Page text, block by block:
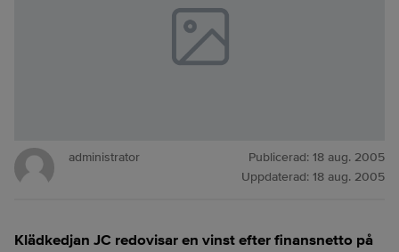
administrator Publicerad: 18 aug. 2005
Uppdaterad: 18 aug. 2005
Klädkedjan JC redovisar en vinst efter finansnetto på